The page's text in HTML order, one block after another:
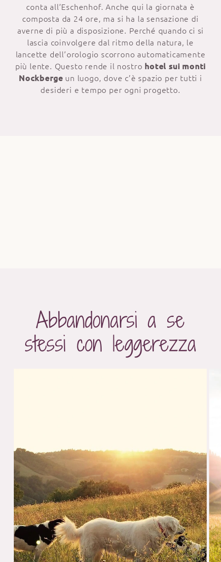
conta all’Eschenhof. Anche qui la giornata è
composta da 24 ore, ma si ha la sensazione di
averne di più a disposizione. Perché quando ci si
lascia coinvolgere dal ritmo della natura, le
lancette dell’orologio scorrono automaticamente
più lente. Questo rende il nostro hotel sui monti
Nockberge un luogo, dove c’è spazio per tutti i
desideri e tempo per ogni progetto.
Abbandonarsi a se
stessi con leggerezza